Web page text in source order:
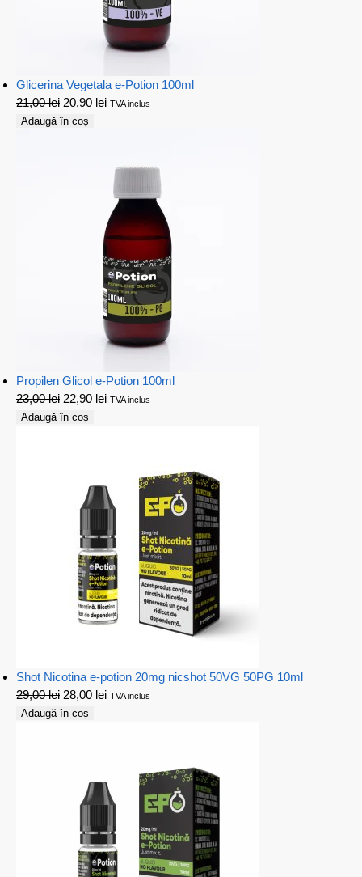
Glicerina Vegetala e-Potion 100ml
21,00lei 20,90 lei TVA inclus
Adaugă în coș
Propilen Glicol e-Potion 100ml
23,00lei 22,90 lei TVA inclus
Adaugă în coș
Shot Nicotina e-potion 20mg nicshot 50VG 50PG 10ml
29,00lei 28,00 lei TVA inclus
Adaugă în coș